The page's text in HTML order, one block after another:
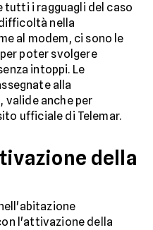
i ragguagli del caso
nella
al modem, ci sono le
poter svolgere
intoppi. Le
alla
anche per
ufficiale di Telemar.
della
l'attivazione della